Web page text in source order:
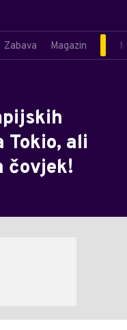
Zabava Magazin
Tokio, ali
čovjek!